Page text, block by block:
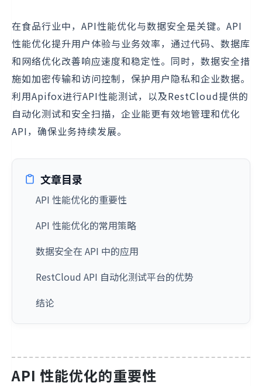
在食品行业中，API性能优化与数据安全是关键。API
性能优化提升用户体验与业务效率，通过代码、数据库
和网络优化改善响应速度和稳定性。同时，数据安全措
施如加密传输和访问控制，保护用户隐私和企业数据。
利用Apifox进行API性能测试，以及RestCloud提供的
自动化测试和安全扫描，企业能更有效地管理和优化
API，确保业务持续发展。
文章目录
API 性能优化的重要性
API 性能优化的常用策略
数据安全在 API 中的应用
RestCloud API 自动化测试平台的优势
结论
API 性能优化的重要性